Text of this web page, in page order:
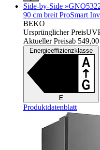
Side-by-Side
90 cm breit ProSmart
BEKO
Ursprünglicher Preis
Aktueller Preisab
Energieeffizienzklasse
E
Produktdatenblatt